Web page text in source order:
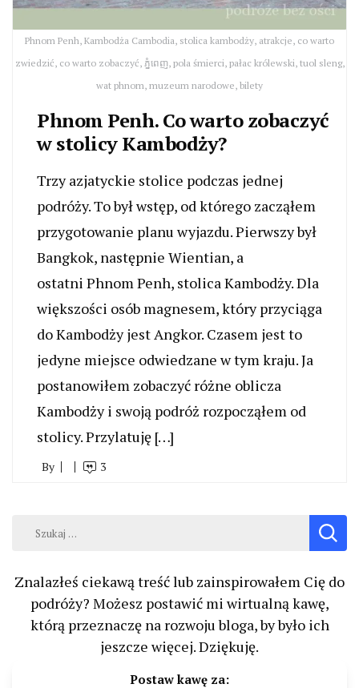
Phnom Penh, Kambodża Cambodia, stolica kambodży, atrakcje, co warto
zwiedzić, co warto zobaczyć, ភ្នំពេញ, pola śmierci, pałac królewski, tuol sleng,
wat phnom, muzeum narodowe, bilety
Phnom Penh. Co warto zobaczyć
w stolicy Kambodży?
Trzy azjatyckie stolice podczas jednej
podróży. To był wstęp, od którego zacząłem
przygotowanie planu wyjazdu. Pierwszy był
Bangkok, następnie Wientian, a
ostatni Phnom Penh, stolica Kambodży. Dla
większości osób magnesem, który przyciąga
do Kambodży jest Angkor. Czasem jest to
jedyne miejsce odwiedzane w tym kraju. Ja
postanowiłem zobaczyć różne oblicza
Kambodży i swoją podróż rozpocząłem od
stolicy. Przylatuję […]
By 3
Szukaj:
Znalazłeś ciekawą treść lub zainspirowałem Cię do
podróży? Możesz postawić mi wirtualną kawę,
którą przeznaczę na rozwoju bloga, by było ich
jeszcze więcej. Dziękuję.
Postaw kawę za: